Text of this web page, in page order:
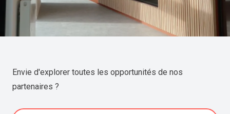
Envie d'explorer toutes les opportunités de nos
partenaires ?